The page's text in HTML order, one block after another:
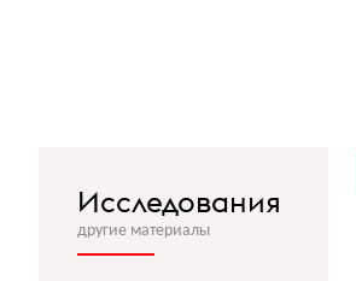
Исследования
другие материалы